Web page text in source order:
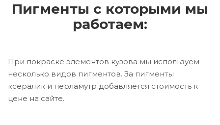
Пигменты с которыми мы
работаем:
При покраске элементов кузова мы используем
несколько видов пигментов. За пигменты
ксералик и перламутр добавляется стоимость к
цене на сайте.